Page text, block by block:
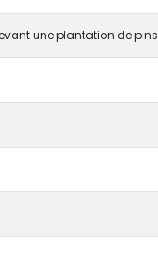
une plantation de pins